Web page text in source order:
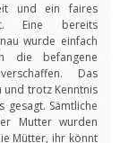
und ein faires
Eine bereits
wurde einfach
die befangene
Das
und trotz Kenntnis
Sämtliche
Mutter wurden
Mütter, ihr könnt